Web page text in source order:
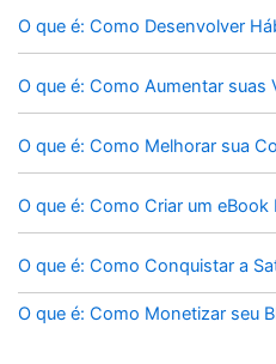
O que é: Como Desenvolver
O que é: Como Aumentar suas
O que é: Como Melhorar sua
O que é: Como Criar um eBook
O que é: Como Conquistar a
O que é: Como Monetizar seu